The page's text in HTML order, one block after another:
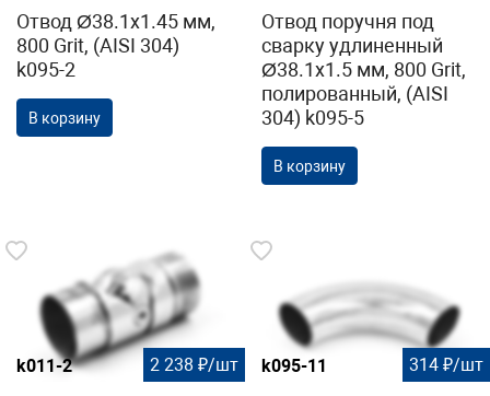
Отвод Ø38.1х1.45 мм,
800 Grit, (AISI 304)
k095-2
В корзину
Отвод поручня под
сварку удлиненный
Ø38.1х1.5 мм, 800 Grit,
полированный, (AISI
304) k095-5
В корзину
k011-2 2 238 ₽/шт k095-11 314 ₽/шт